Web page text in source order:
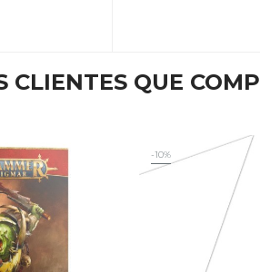
CLIENTES QUE
-10%